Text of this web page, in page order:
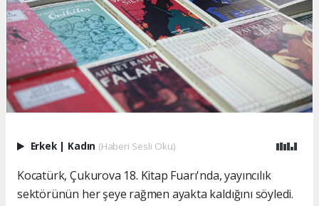
Erkek | Kadın (Haberi Sesli Oku)
Kocatürk, Çukurova 18. Kitap Fuarı'nda, yayıncılık
sektörünün her şeye rağmen ayakta kaldığını söyledi.